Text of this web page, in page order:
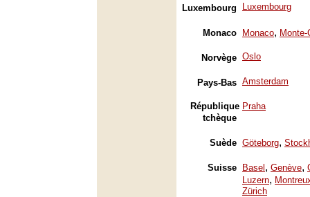
Luxembourg Luxembourg
Monaco Monaco, Monte-
Norvège Oslo
Pays-Bas Amsterdam
République
tchèque
Praha
Suède Göteborg,
Suisse Basel , Genève,
Luzern,
Zürich